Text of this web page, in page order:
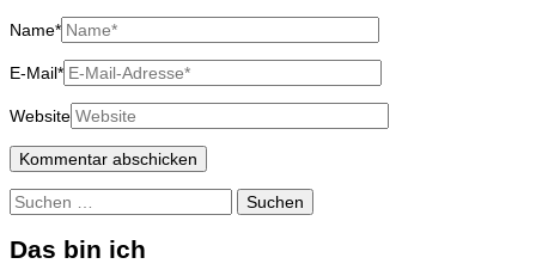
Name*
E-Mail*
Website
Suchen
nach:
Das bin ich